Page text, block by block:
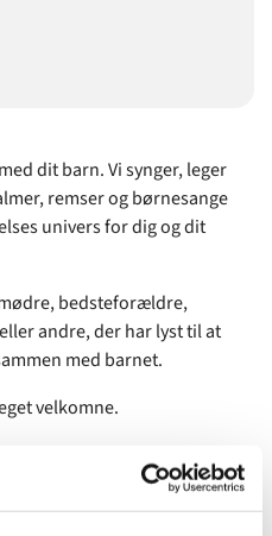
dit barn. Vi synger, leger
remser og børnesange
univers for dig og dit
bedsteforældre,
andre, der har lyst til at
med barnet.
velkomne.